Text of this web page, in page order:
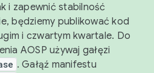
i zapewnić stabilność
będziemy publikować kod
i czwartym kwartale. Do
AOSP używaj gałęzi
. Gałąź manifestu